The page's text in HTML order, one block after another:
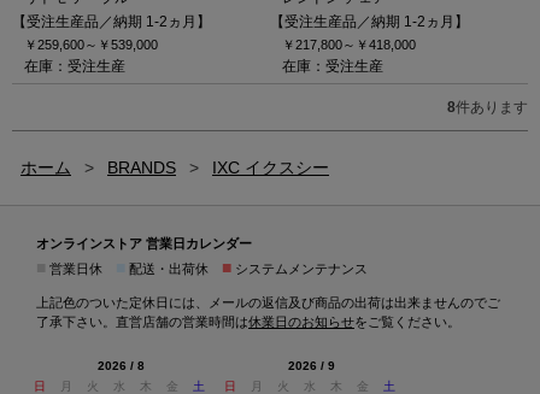
【受注生産品／納期 1-2ヵ月】
￥259,600～ ￥539,000
在庫：受注生産
【受注生産品／納期 1-2ヵ月】
￥217,800～ ￥418,000
在庫：受注生産
8件あります
ホーム > BRANDS > IXC イクスシー
オンラインストア 営業日カレンダー
営業日休 配送・出荷休 ■ システムメンテナンス
上記色のついた定休日には、メールの返信及び商品の出荷は出来ませんのでご
了承下さい。直営店舗の営業時間は休業日のお知らせをご覧ください。
2026 / 8
日
月 火 水 木 金
土
2026 / 9
日
月 火 水 木 金
土